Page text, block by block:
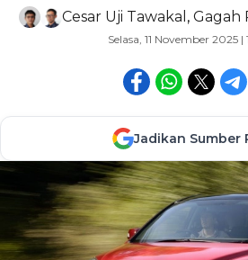
Cesar Uji Tawakal , Gagah
Selasa, 11 November 2025 |
Jadikan Sumber